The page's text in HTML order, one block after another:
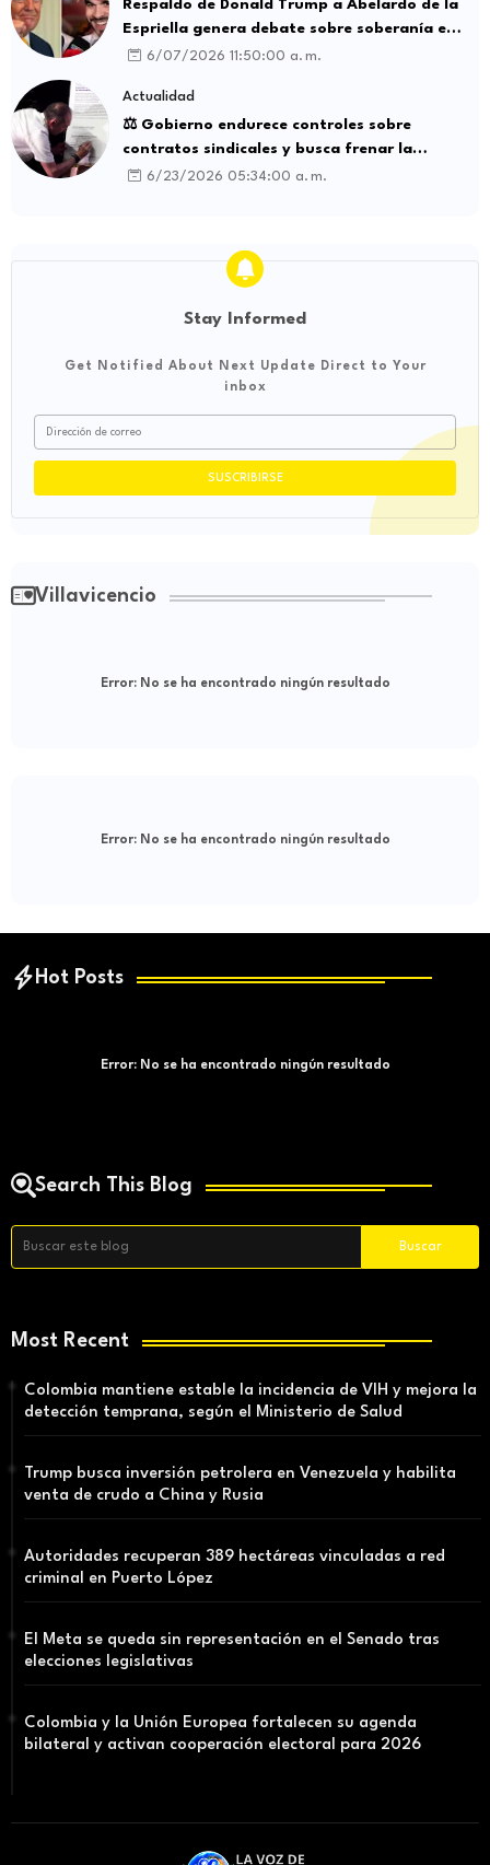
Respaldo de Donald Trump a Abelardo de la
Espriella genera debate sobre soberanía e
influencia internacional
6/07/2026 11:50:00 a. m.
Actualidad
⚖️ Gobierno endurece controles sobre
contratos sindicales y busca frenar la
intermediación laboral ilegal
6/23/2026 05:34:00 a. m.
Stay Informed
Get Notified About Next Update Direct to Your
inbox
Villavicencio
Error:No se ha encontrado ningún resultado
Error:No se ha encontrado ningún resultado
Hot Posts
Error:No se ha encontrado ningún resultado
Search This Blog
Most Recent
Colombia mantiene estable la incidencia de VIH y mejora la
detección temprana, según el Ministerio de Salud
Trump busca inversión petrolera en Venezuela y habilita
venta de crudo a China y Rusia
Autoridades recuperan 389 hectáreas vinculadas a red
criminal en Puerto López
El Meta se queda sin representación en el Senado tras
elecciones legislativas
Colombia y la Unión Europea fortalecen su agenda
bilateral y activan cooperación electoral para 2026